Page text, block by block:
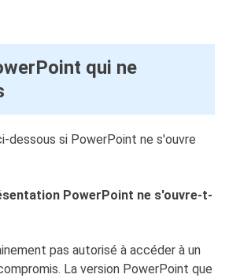
qui ne
dessous si PowerPoint ne s'ouvre
PowerPoint ne s'ouvre-t-
pas autorisé à accéder à un
La version PowerPoint que